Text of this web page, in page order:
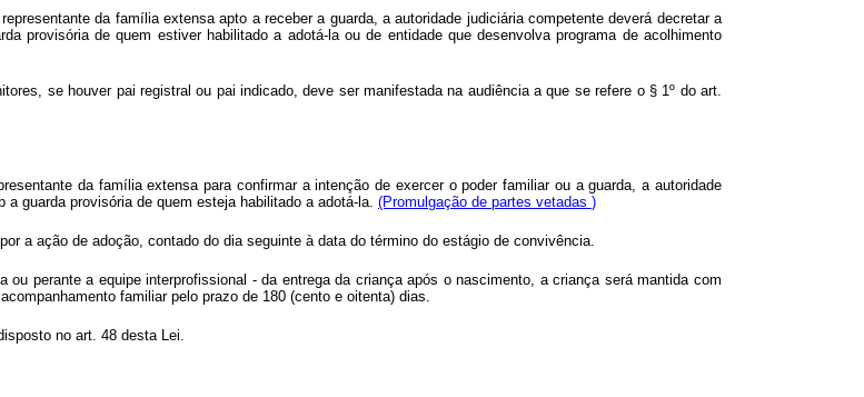
da família extensa apto a receber a guarda, a autoridade judiciária competente deverá decretar a
provisória de quem estiver habilitado a adotá-la ou de entidade que desenvolva programa de acolhimento
se houver pai registral ou pai indicado, deve ser manifestada na audiência a que se refere o § 1º do art.
da família extensa para confirmar a intenção de exercer o poder familiar ou a guarda, a autoridade
guarda provisória de quem esteja habilitado a adotá-la. (Promulgação de partes vetadas )
a ação de adoção, contado do dia seguinte à data do término do estágio de convivência.
perante a equipe interprofissional - da entrega da criança após o nascimento, a criança será mantida com
familiar pelo prazo de 180 (cento e oitenta) dias.
no art. 48 desta Lei.